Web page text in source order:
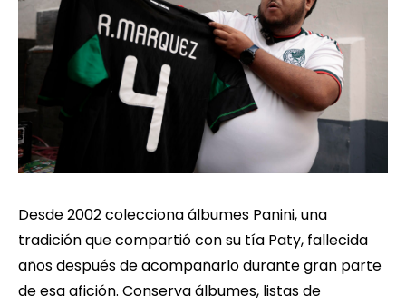
Desde 2002 colecciona álbumes Panini, una
tradición que compartió con su tía Paty, fallecida
años después de acompañarlo durante gran parte
de esa afición. Conserva álbumes, listas de